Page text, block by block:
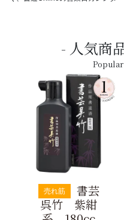
人気商
売れ筋
書芸
呉竹 紫紺